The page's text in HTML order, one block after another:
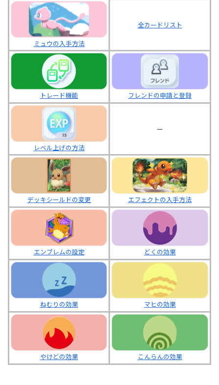
ミュウの入手方法
全カードリスト
トレード機能 フレンドの申請と登録
レベル上げの方法
ー
デッキシールドの変更 エフェクトの入手方法
エンブレムの設定 どくの効果
ねむりの効果 マヒの効果
やけどの効果 こんらんの効果